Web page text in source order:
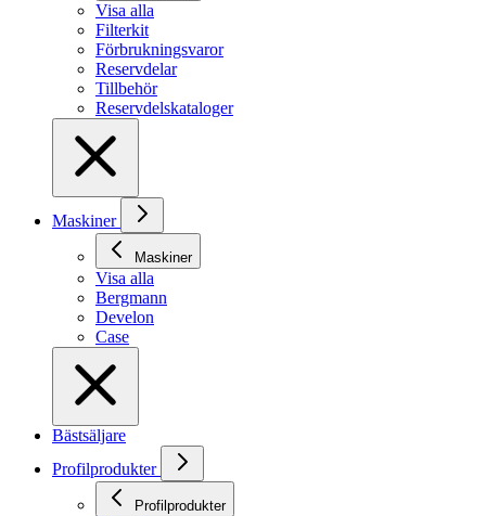
Visa alla
Filterkit
Förbrukningsvaror
Reservdelar
Tillbehör
Reservdelskataloger
Maskiner
Maskiner
Visa alla
Bergmann
Develon
Case
Bästsäljare
Profilprodukter
Profilprodukter